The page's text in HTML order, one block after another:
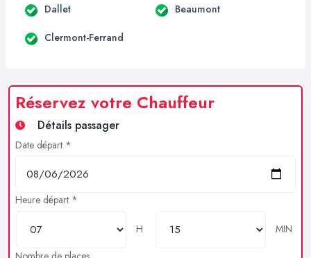
Dallet Beaumont
Clermont-Ferrand
Réservez votre Chauffeur
Détails passager
Date départ *
Heure départ *
H
MIN